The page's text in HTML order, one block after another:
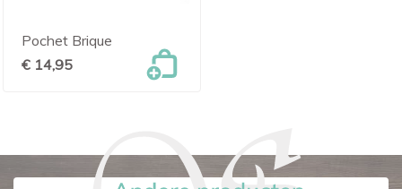
Pochet Brique
€ 14,95